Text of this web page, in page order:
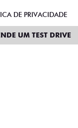
DE PRIVACIDADE
UM TEST DRIVE